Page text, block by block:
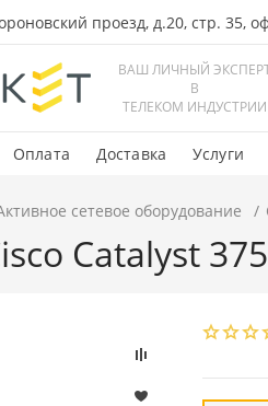
проезд, д.20, стр. 35,
ВАШ ЛИЧНЫЙ
В
ТЕЛЕКОМ ИНДУСТРИИ
Оплата Доставка Услуги
сетевое оборудование
Catalyst